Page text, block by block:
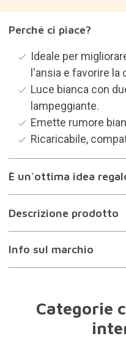
Categorie
Regali chi ama
Regali dormiglioni
Regali i neonati